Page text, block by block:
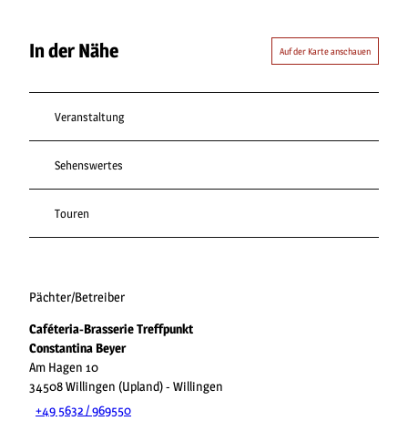
In der Nähe Auf der Karte anschauen
Veranstaltung
Sehenswertes
Touren
Pächter/Betreiber
Caféteria-Brasserie Treffpunkt
Constantina Beyer
Am Hagen 10
34508Willingen (Upland)- Willingen
+49 5632 / 969550